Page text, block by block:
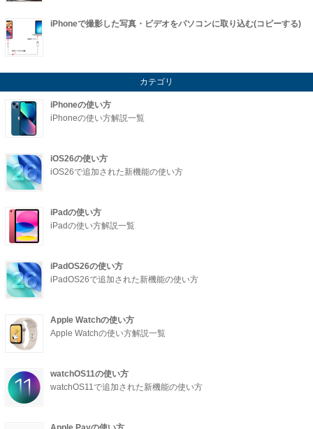
iPhoneで撮影した写真・ビデオをパソコンに取り込む(コピーする)
カテゴリ
iPhoneの使い方
iPhoneの使い方解説一覧
iOS26の使い方
iOS26で追加された新機能の使い方
iPadの使い方
iPadの使い方解説一覧
iPadOS26の使い方
iPadOS26で追加された新機能の使い方
Apple Watchの使い方
Apple Watchの使い方解説一覧
watchOS11の使い方
watchOS11で追加された新機能の使い方